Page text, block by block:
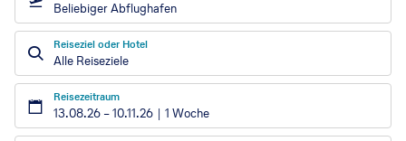
Beliebiger Abflughafen
Reiseziel oder Hotel
Alle Reiseziele
Reisezeitraum
13.08.26 –10.11.26 1 Woche